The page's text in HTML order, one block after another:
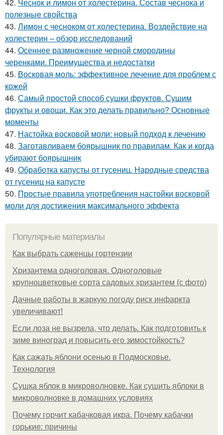
полезные свойства
43. Лимон с чесноком от холестерина. Воздействие на
холестерин – обзор исследований
44. Осеннее размножение черной смородины
черенками. Преимущества и недостатки
45. Восковая моль: эффективное лечение для проблем с
кожей
46. Самый простой способ сушки фруктов. Сушим
фрукты и овощи. Как это делать правильно? Основные
моменты
47. Настойка восковой моли: новый подход к лечению
48. Заготавливаем боярышник по правилам. Как и когда
убирают боярышник
49. Обработка капусты от гусениц. Народные средства
от гусениц на капусте
50. Простые правила употребления настойки восковой
моли для достижения максимального эффекта
Популярные материалы
Как выбрать саженцы гортензии
Хризантема одноголовая. Одноголовые
крупноцветковые сорта садовых хризантем (с фото)
Дачные работы в жаркую погоду риск инфаркта
увеличивают!
Если лоза не вызрела, что делать. Как подготовить к
зиме виноград и повысить его зимостойкость?
Как сажать яблони осенью в Подмосковье.
Технология
Сушка яблок в микроволновке. Как сушить яблоки в
микроволновке в домашних условиях
Почему горчит кабачковая икра. Почему кабачки
горькие: причины